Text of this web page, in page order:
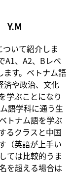
Y.M
いて紹介しま
A1、A2、Bレベ
ます。ベトナム語
済や政治、文化
学ぶことになり
語学科に通う生
トナム語を学ぶ
るクラスと中国
（英語が上手い
ては比較的うま
を超える場合は